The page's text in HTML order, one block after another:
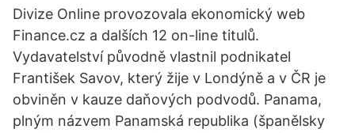
Divize Online provozovala ekonomický web
Finance.cz a dalších 12 on-line titulů.
Vydavatelství původně vlastnil podnikatel
František Savov, který žije v Londýně a v ČR je
obviněn v kauze daňových podvodů. Panama,
plným názvem Panamská republika (španělsky